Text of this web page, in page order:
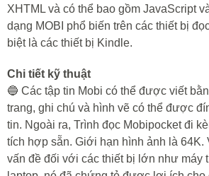
XHTML và có thể bao gồm JavaScript
dạng MOBI phổ biến trên các thiết bị
biệt là các thiết bị Kindle.
Chi tiết kỹ thuật
🔵 Các tập tin Mobi có thể được viết
trang, ghi chú và hình vẽ có thể được
tin. Ngoài ra, Trình đọc Mobipocket đi
tích hợp sẵn. Giới hạn hình ảnh là 64K.
vấn đề đối với các thiết bị lớn như máy